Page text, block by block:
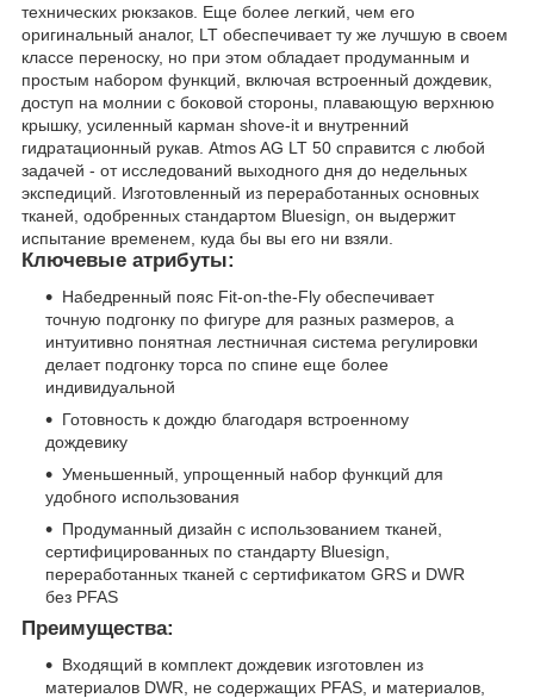
технических рюкзаков. Еще более легкий, чем его
оригинальный аналог, LT обеспечивает ту же лучшую в своем
классе переноску, но при этом обладает продуманным и
простым набором функций, включая встроенный дождевик,
доступ на молнии с боковой стороны, плавающую верхнюю
крышку, усиленный карман shove-it и внутренний
гидратационный рукав. Atmos AG LT 50 справится с любой
задачей - от исследований выходного дня до недельных
экспедиций. Изготовленный из переработанных основных
тканей, одобренных стандартом Bluesign, он выдержит
испытание временем, куда бы вы его ни взяли.
Ключевые атрибуты:
Набедренный пояс Fit-on-the-Fly обеспечивает
точную подгонку по фигуре для разных размеров, а
интуитивно понятная лестничная система регулировки
делает подгонку торса по спине еще более
индивидуальной
Готовность к дождю благодаря встроенному
дождевику
Уменьшенный, упрощенный набор функций для
удобного использования
Продуманный дизайн с использованием тканей,
сертифицированных по стандарту Bluesign,
переработанных тканей с сертификатом GRS и DWR
без PFAS
Преимущества:
Входящий в комплект дождевик изготовлен из
материалов DWR, не содержащих PFAS, и материалов,